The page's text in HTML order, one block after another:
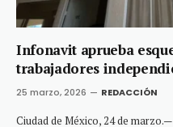
Infonavit aprueba
trabajadores
25 marzo, 2026 REDACCIÓN
Ciudad de México, 24 de